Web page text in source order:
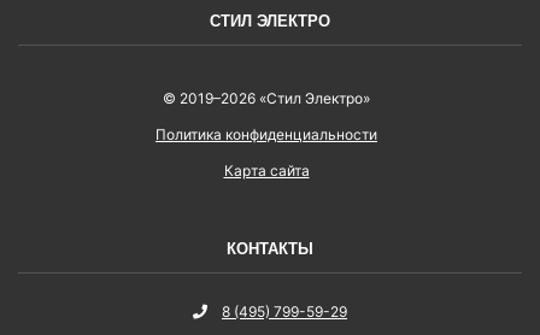
СТИЛ ЭЛЕКТРО
© 2019–2026 «Стил Электро»
Политика конфиденциальности
Карта сайта
КОНТАКТЫ
8 (495) 799-59-29